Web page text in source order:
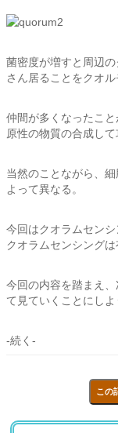
菌密度が増すと周辺
さん居ることをクオ
仲間が多くなったこ
原性の物質の合成して
当然のことながら、
よって異なる。
今回はクオラムセンシ
クオラムセンシング
今回の内容を踏まえ
て見ていくことにしよ
-続く-
この